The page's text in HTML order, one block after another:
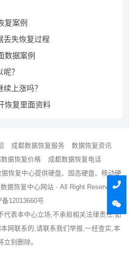
复案例
丢失恢复过程
数据案例
？
上涨吗？
恢复里面资料
成都数据恢复服务
数据恢复资讯
数据恢复价格
成都数据恢复电话
据恢复中心提供硬盘、固态硬盘、移动硬
据恢复中心网站 · All Right Reserved ·
备12013660号
代表本中心立场,不承担相关法律责任,如
网联系的,请联系我们举报,一经查实,本
立刻删除。